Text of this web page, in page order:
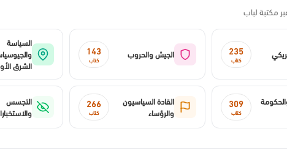
مكتبة لباب
235
كتاب الجيش والحروب 143
كتاب
السياسة
الشرق
309
كتاب
القادة السياسيون
والرؤساء
266
كتاب
التجسس